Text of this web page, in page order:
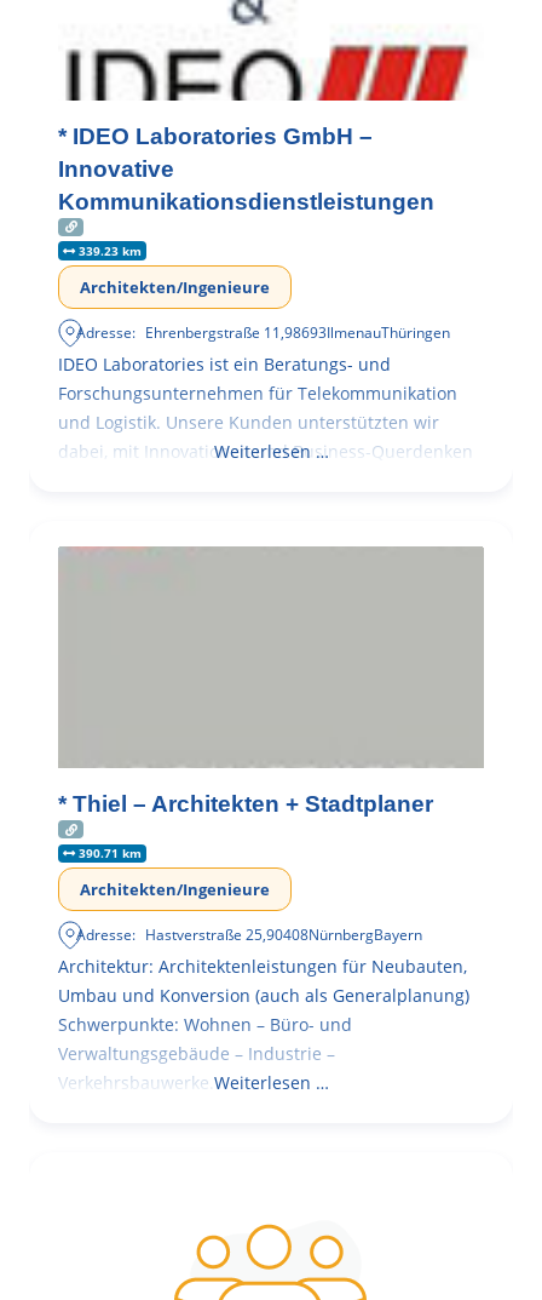
* IDEO Laboratories GmbH –
Innovative
Kommunikationsdienstleistungen
339.23 km
Architekten/Ingenieure
Adresse: Ehrenbergstraße 11,98693IlmenauThüringen
IDEO Laboratories ist ein Beratungs- und
Forschungsunternehmen für Telekommunikation
und Logistik. Unsere Kunden unterstützten wir
dabei, mit Innovationen und Business-Querdenken
Weiterlesen …
* Thiel – Architekten + Stadtplaner
390.71 km
Architekten/Ingenieure
Adresse: Hastverstraße 25,90408NürnbergBayern
Architektur: Architektenleistungen für Neubauten,
Umbau und Konversion (auch als Generalplanung)
Schwerpunkte: Wohnen – Büro- und
Verwaltungsgebäude – Industrie –
Verkehrsbauwerke. Weiterlesen …